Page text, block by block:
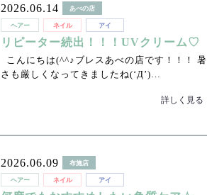
2026.06.14 あべの店
ヘアー ネイル アイ
リピーター続出！！！UVクリーム♡
こんにちは(^^♪ブレスあべの店です！！！ 暑
さも厳しくなってきましたね(‘Д’)…
詳しく見る
2026.06.09 布施店
ヘアー ネイル アイ